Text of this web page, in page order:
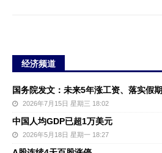
经济频道
国务院发文：未来5年涨工资、落实假期
2026年7月15日 星期三 18:02
中国人均GDP已超1万美元
2026年5月18日 星期一 18:27